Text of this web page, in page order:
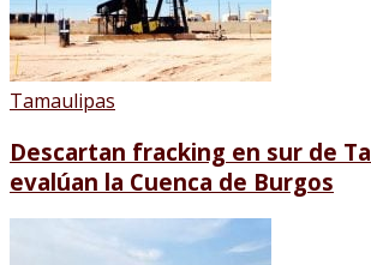
Tamaulipas
Descartan fracking en sur de
evalúan la Cuenca de Burgos